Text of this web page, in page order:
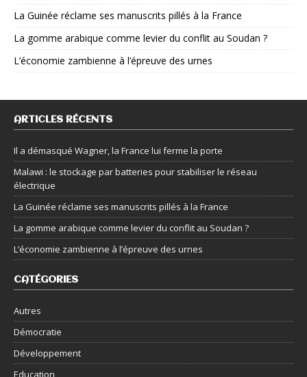
La Guinée réclame ses manuscrits pillés à la France
La gomme arabique comme levier du conflit au Soudan ?
L’économie zambienne à l’épreuve des urnes
ARTICLES RÉCENTS
Il a démasqué Wagner, la France lui ferme la porte
Malawi : le stockage par batteries pour stabiliser le réseau
électrique
La Guinée réclame ses manuscrits pillés à la France
La gomme arabique comme levier du conflit au Soudan ?
L’économie zambienne à l’épreuve des urnes
CATÉGORIES
Autres
Démocratie
Développement
Education